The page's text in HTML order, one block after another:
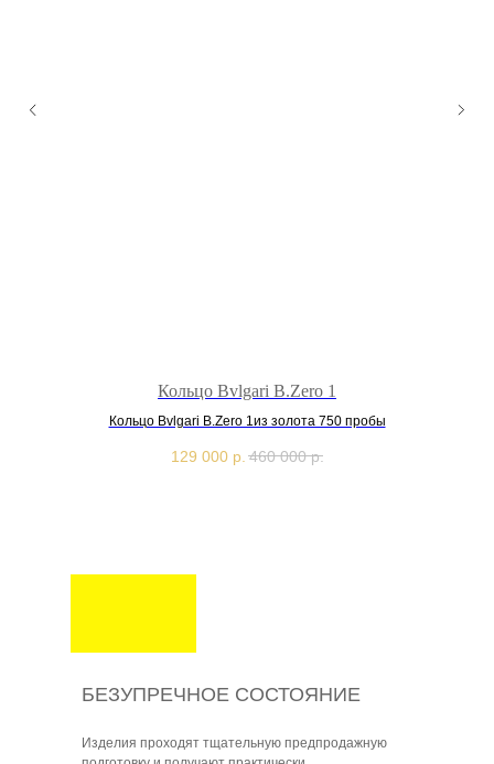
Кольцо Bvlgari B.Zero 1
Кольцо Bvlgari B.Zero 1из золота 750 пробы
129 000 р. 460 000 р.
БЕЗУПРЕЧНОЕ СОСТОЯНИЕ
Изделия проходят тщательную предпродажную